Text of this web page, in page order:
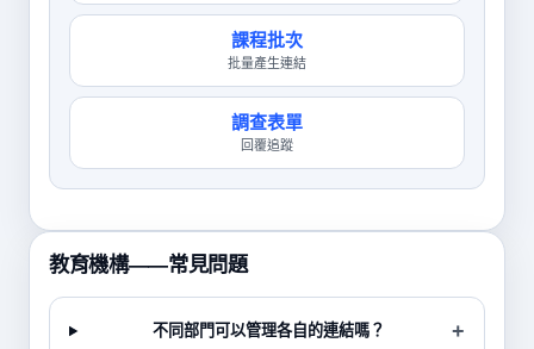
課程批次
批量產生連結
調查表單
回覆追蹤
教育機構——常見問題
不同部門可以管理各自的連結嗎？